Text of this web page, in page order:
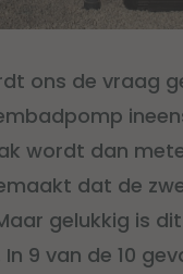
ons de vraag
wordt dan
dat de
gelukkig is
9 van de 10